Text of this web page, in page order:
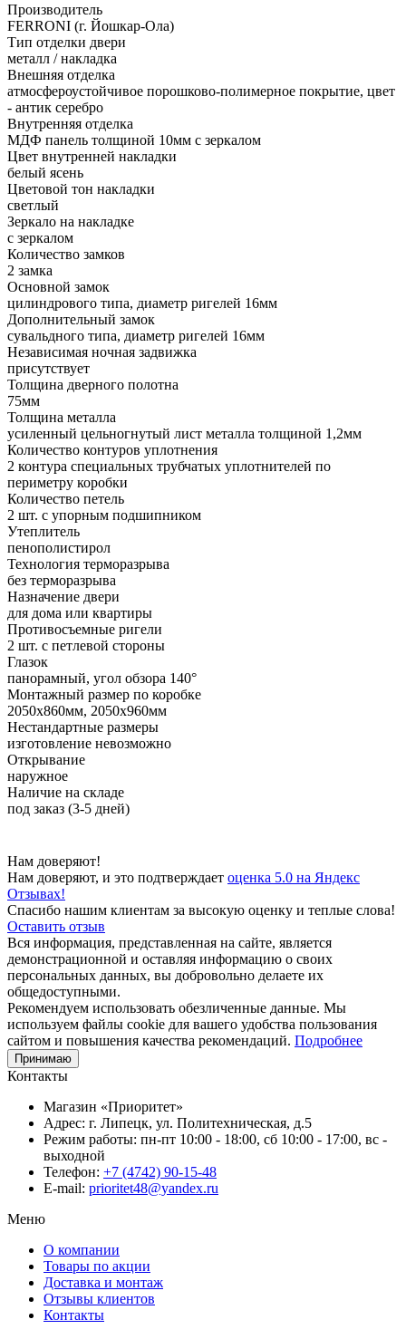
Производитель
FERRONI (г. Йошкар-Ола)
Тип отделки двери
металл / накладка
Внешняя отделка
атмосфероустойчивое порошково-полимерное покрытие, цвет
- антик серебро
Внутренняя отделка
МДФ панель толщиной 10мм с зеркалом
Цвет внутренней накладки
белый ясень
Цветовой тон накладки
светлый
Зеркало на накладке
с зеркалом
Количество замков
2 замка
Основной замок
цилиндрового типа, диаметр ригелей 16мм
Дополнительный замок
сувальдного типа, диаметр ригелей 16мм
Независимая ночная задвижка
присутствует
Толщина дверного полотна
75мм
Толщина металла
усиленный цельногнутый лист металла толщиной 1,2мм
Количество контуров уплотнения
2 контура специальных трубчатых уплотнителей по
периметру коробки
Количество петель
2 шт. с упорным подшипником
Утеплитель
пенополистирол
Технология терморазрыва
без терморазрыва
Назначение двери
для дома или квартиры
Противосъемные ригели
2 шт. с петлевой стороны
Глазок
панорамный, угол обзора 140°
Монтажный размер по коробке
2050х860мм, 2050х960мм
Нестандартные размеры
изготовление невозможно
Открывание
наружное
Наличие на складе
под заказ (3-5 дней)
Нам доверяют!
Нам доверяют, и это подтверждает оценка 5.0 на Яндекс
Отзывах!
Спасибо нашим клиентам за высокую оценку и теплые слова!
Оставить отзыв
Вся информация, представленная на сайте, является
демонстрационной и оставляя информацию о своих
персональных данных, вы добровольно делаете их
общедоступными.
Рекомендуем использовать обезличенные данные. Мы
используем файлы cookie для вашего удобства пользования
сайтом и повышения качества рекомендаций. Подробнее
Принимаю
Контакты
Магазин «Приоритет»
Адрес: г. Липецк, ул. Политехническая, д.5
Режим работы: пн-пт 10:00 - 18:00, сб 10:00 - 17:00, вс -
выходной
Телефон: +7 (4742) 90-15-48
E-mail: prioritet48@yandex.ru
Меню
О компании
Товары по акции
Доставка и монтаж
Отзывы клиентов
Контакты